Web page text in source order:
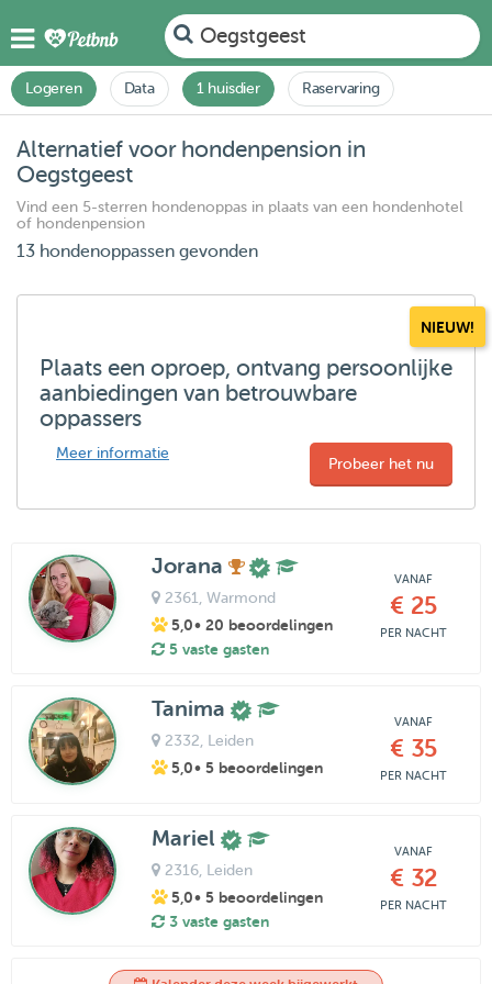
Oegstgeest
Logeren Data 1 huisdier Raservaring
Alternatief voor hondenpension in
Oegstgeest
Vind een 5-sterren hondenoppas in plaats van een hondenhotel
of hondenpension
13 hondenoppassen gevonden
NIEUW!
Plaats een oproep, ontvang persoonlijke
aanbiedingen van betrouwbare
oppassers
Meer informatie
Probeer het nu
Jorana
2361 , Warmond
5,0• 20 beoordelingen
5 vaste gasten
VANAF
€ 25
PER NACHT
Tanima
2332 , Leiden
5,0• 5 beoordelingen
VANAF
€ 35
PER NACHT
Mariel
2316, Leiden
5,0• 5 beoordelingen
3 vaste gasten
VANAF
€ 32
PER NACHT